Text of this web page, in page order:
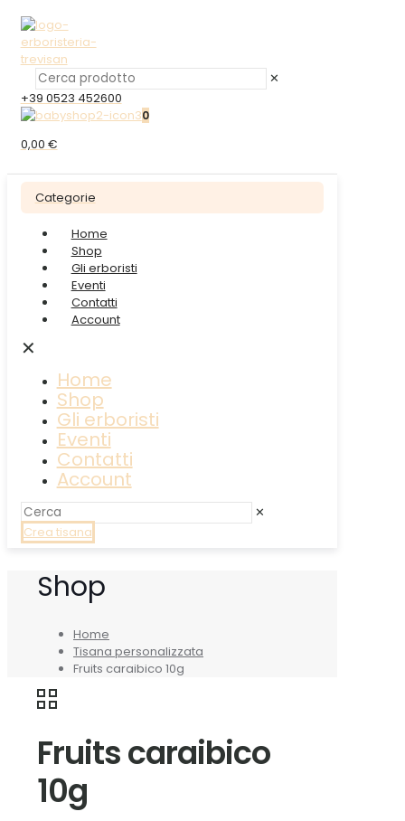
✕
+39 0523 452600
0
0,00 €
Categorie
Home
Shop
Gli erboristi
Eventi
Contatti
Account
✕
Home
Shop
Gli erboristi
Eventi
Contatti
Account
✕
Crea tisana
Shop
Home
Tisana personalizzata
Fruits caraibico 10g
Fruits caraibico
10g